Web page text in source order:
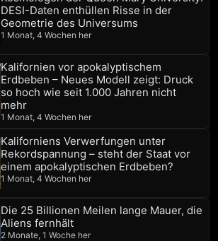
DESI-Daten enthüllen Risse in der
Geometrie des Universums
1 Monat, 4 Wochen her
Kalifornien vor apokalyptischem
Erdbeben – Neues Modell zeigt: Druck
so hoch wie seit 1.000 Jahren nicht
mehr
1 Monat, 4 Wochen her
Kaliforniens Verwerfungen unter
Rekordspannung – steht der Staat vor
einem apokalyptischen Erdbeben?
1 Monat, 4 Wochen her
Die 25 Billionen Meilen lange Mauer, die
Aliens fernhält
2 Monate, 1 Woche her